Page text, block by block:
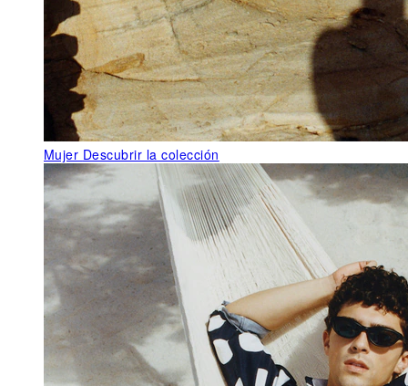
Mujer Descubrir la colección